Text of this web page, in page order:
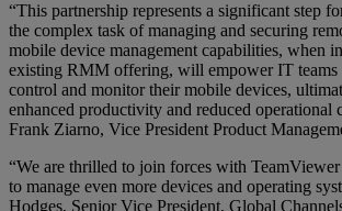
“This partnership represents a significant step
the complex task of managing and securing
mobile device management capabilities, when
existing RMM offering, will empower IT teams
control and monitor their mobile devices,
enhanced productivity and reduced operational
Frank Ziarno, Vice President Product
“We are thrilled to join forces with
to manage even more devices and operating
Hodges, Senior Vice President, Global